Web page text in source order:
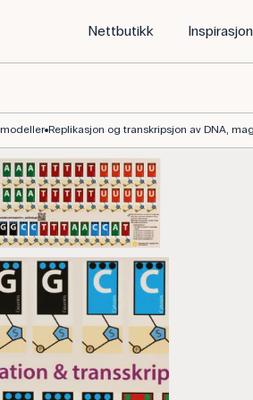
Nettbutikk Inspirasjon
Replikasjon og transkripsjon av DNA,